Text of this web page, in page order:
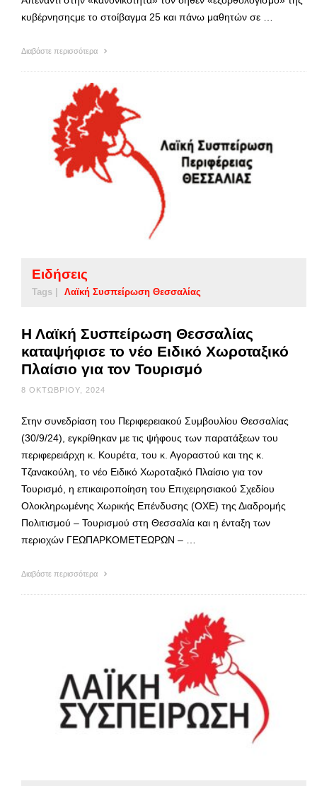
κυβέρνησηςμε το στοίβαγμα 25 και πάνω μαθητών σε …
Διαβάστε περισσότερα
Ειδήσεις
Tags | Λαϊκή Συσπείρωση Θεσσαλίας
Η Λαϊκή Συσπείρωση Θεσσαλίας
καταψήφισε το νέο Ειδικό Χωροταξικό
Πλαίσιο για τον Τουρισμό
8 ΟΚΤΩΒΡΊΟΥ, 2024
Στην συνεδρίαση του Περιφερειακού Συμβουλίου Θεσσαλίας
(30/9/24), εγκρίθηκαν με τις ψήφους των παρατάξεων του
περιφερειάρχη κ. Κουρέτα, του κ. Αγοραστού και της κ.
Τζανακούλη, το νέο Ειδικό Χωροταξικό Πλαίσιο για τον
Τουρισμό, η επικαιροποίηση του Επιχειρησιακού Σχεδίου
Ολοκληρωμένης Χωρικής Επένδυσης (ΟΧΕ) της Διαδρομής
Πολιτισμού – Τουρισμού στη Θεσσαλία και η ένταξη των
περιοχών ΓΕΩΠΑΡΚΟΜΕΤΕΩΡΩΝ – …
Διαβάστε περισσότερα